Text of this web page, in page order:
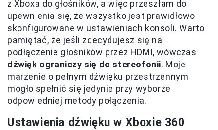
z Xboxa do głośników, a więc przeszłam do
upewnienia się, że wszystko jest prawidłowo
skonfigurowane w ustawieniach konsoli. Warto
pamiętać, że jeśli zdecydujesz się na
podłączenie głośników przez HDMI, wówczas
dźwięk ograniczy się do stereofonii. Moje
marzenie o pełnym dźwięku przestrzennym
mogło spełnić się jedynie przy wyborze
odpowiedniej metody połączenia.
Ustawienia dźwięku w Xboxie 360